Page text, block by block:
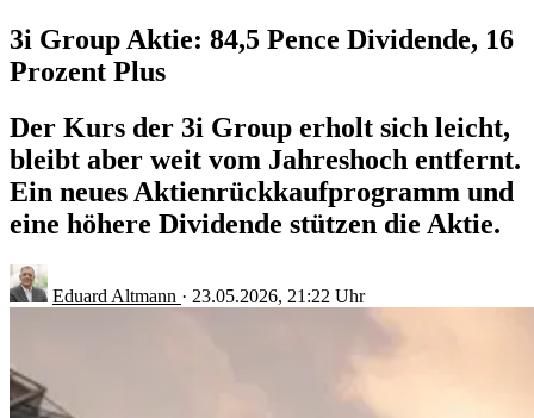
3i Group Aktie: 84,5 Pence Dividende, 16
Prozent Plus
Der Kurs der 3i Group erholt sich leicht,
bleibt aber weit vom Jahreshoch entfernt.
Ein neues Aktienrückkaufprogramm und
eine höhere Dividende stützen die Aktie.
Eduard Altmann · 23.05.2026, 21:22 Uhr